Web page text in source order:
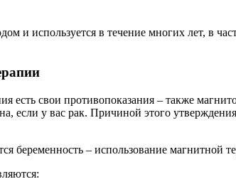
и используется в течение многих лет, в
есть свои противопоказания – также
если у вас рак. Причиной этого
беременность – использование